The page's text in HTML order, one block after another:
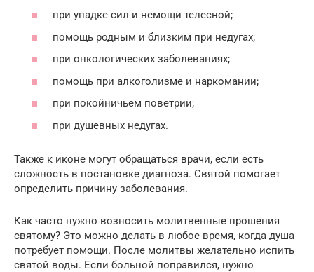
при упадке сил и немощи телесной;
помощь родным и близким при недугах;
при онкологических заболеваниях;
помощь при алкоголизме и наркомании;
при покойничьем поветрии;
при душевных недугах.
Также к иконе могут обращаться врачи, если есть
сложность в постановке диагноза. Святой помогает
определить причину заболевания.
Как часто нужно возносить молитвенные прошения
святому? Это можно делать в любое время, когда душа
потребует помощи. После молитвы желательно испить
святой воды. Если больной поправился, нужно